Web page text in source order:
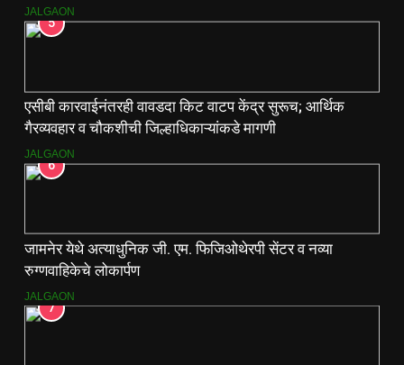
JALGAON
5
एसीबी कारवाईनंतरही वावडदा किट वाटप केंद्र सुरूच; आर्थिक
गैरव्यवहार व चौकशीची जिल्हाधिकाऱ्यांकडे मागणी
JALGAON
6
जामनेर येथे अत्याधुनिक जी. एम. फिजिओथेरपी सेंटर व नव्या
रुग्णवाहिकेचे लोकार्पण
JALGAON
7